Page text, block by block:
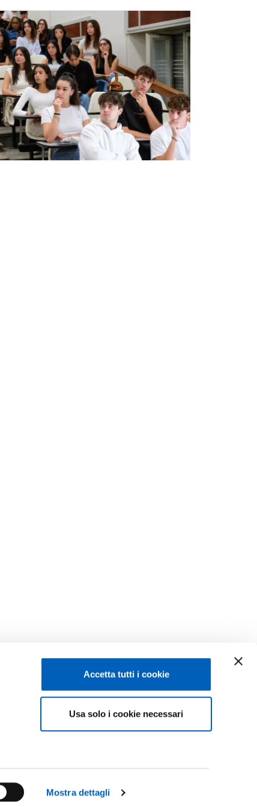
Mostra dettagli
Accetta tutti i cookie
Usa solo i cookie necessari
CONTACT US
Facebook Linkedin